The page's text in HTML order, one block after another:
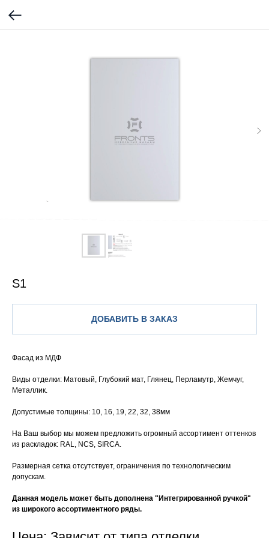
S1
ДОБАВИТЬ В ЗАКАЗ
Фасад из МДФ
Виды отделки: Матовый, Глубокий мат, Глянец, Перламутр, Жемчуг,
Металлик.
Допустимые толщины: 10, 16, 19, 22, 32, 38мм
На Ваш выбор мы можем предложить огромный ассортимент оттенков
из раскладок: RAL, NCS, SIRCA.
Размерная сетка отсутствует, ограничения по технологическим
допускам.
Данная модель может быть дополнена "Интегрированной ручкой"
из широкого ассортиментного ряды.